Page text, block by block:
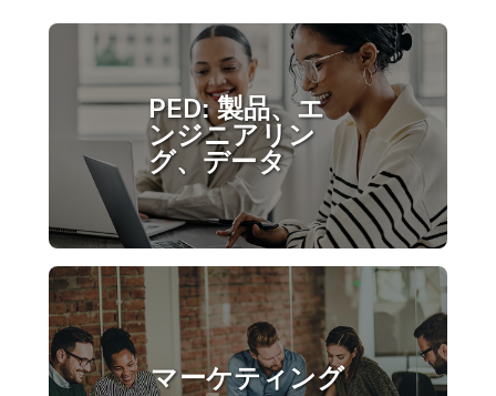
PED: 製品、エ
ンジニアリン
グ、データ
マーケティング